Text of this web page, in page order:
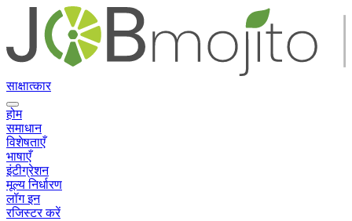
साक्षात्कार
होम
समाधान
विशेषताएँ
भाषाएँ
इंटीग्रेशन
मूल्य निर्धारण
लॉग इन
रजिस्टर करें